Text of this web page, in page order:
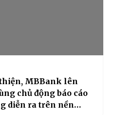
thiện, MBBank lên
chủ động báo cáo
diễn ra trên nền